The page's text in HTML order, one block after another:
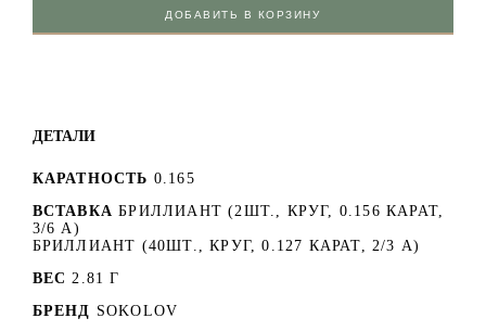
ДОБАВИТЬ В КОРЗИНУ
ДЕТАЛИ
КАРАТНОСТЬ 0.165
ВСТАВКА БРИЛЛИАНТ (2ШТ., КРУГ, 0.156 КАРАТ,
3/6 А)
БРИЛЛИАНТ (40ШТ., КРУГ, 0.127 КАРАТ, 2/3 А)
ВЕС 2.81 Г
БРЕНД SOKOLOV